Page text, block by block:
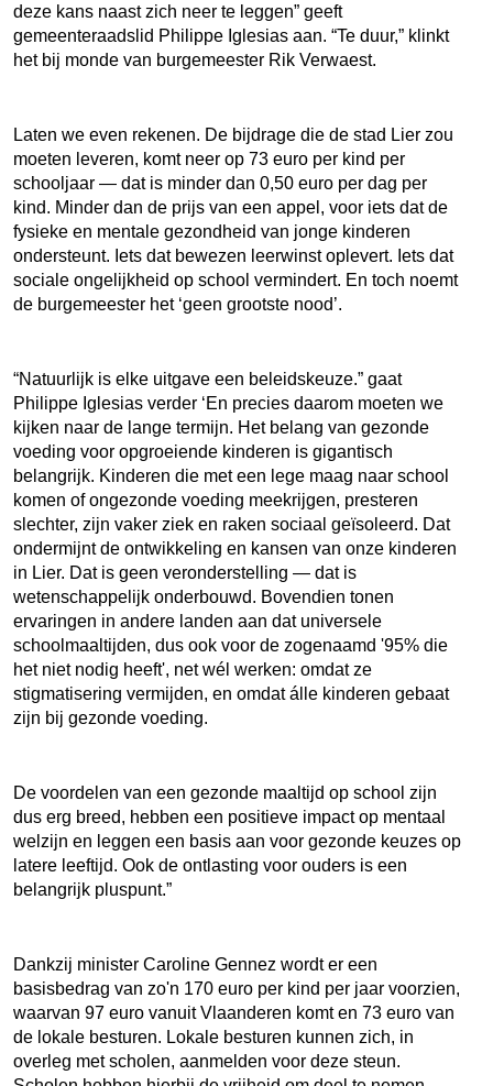
deze kans naast zich neer te leggen” geeft
gemeenteraadslid Philippe Iglesias aan. “Te duur,” klinkt
het bij monde van burgemeester Rik Verwaest.
Laten we even rekenen. De bijdrage die de stad Lier zou
moeten leveren, komt neer op 73 euro per kind per
schooljaar — dat is minder dan 0,50 euro per dag per
kind. Minder dan de prijs van een appel, voor iets dat de
fysieke en mentale gezondheid van jonge kinderen
ondersteunt. Iets dat bewezen leerwinst oplevert. Iets dat
sociale ongelijkheid op school vermindert. En toch noemt
de burgemeester het ‘geen grootste nood’.
“Natuurlijk is elke uitgave een beleidskeuze.” gaat
Philippe Iglesias verder ‘En precies daarom moeten we
kijken naar de lange termijn. Het belang van gezonde
voeding voor opgroeiende kinderen is gigantisch
belangrijk. Kinderen die met een lege maag naar school
komen of ongezonde voeding meekrijgen, presteren
slechter, zijn vaker ziek en raken sociaal geïsoleerd. Dat
ondermijnt de ontwikkeling en kansen van onze kinderen
in Lier. Dat is geen veronderstelling — dat is
wetenschappelijk onderbouwd. Bovendien tonen
ervaringen in andere landen aan dat universele
schoolmaaltijden, dus ook voor de zogenaamd '95% die
het niet nodig heeft', net wél werken: omdat ze
stigmatisering vermijden, en omdat álle kinderen gebaat
zijn bij gezonde voeding.
De voordelen van een gezonde maaltijd op school zijn
dus erg breed, hebben een positieve impact op mentaal
welzijn en leggen een basis aan voor gezonde keuzes op
latere leeftijd. Ook de ontlasting voor ouders is een
belangrijk pluspunt.”
Dankzij minister Caroline Gennez wordt er een
basisbedrag van zo'n 170 euro per kind per jaar voorzien,
waarvan 97 euro vanuit Vlaanderen komt en 73 euro van
de lokale besturen. Lokale besturen kunnen zich, in
overleg met scholen, aanmelden voor deze steun.